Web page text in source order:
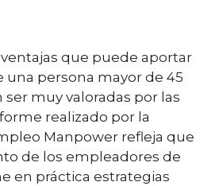
ventajas que puede aportar
una persona mayor de 45
muy valoradas por las
realizado por la
Manpower refleja que
de los empleadores de
en práctica estrategias